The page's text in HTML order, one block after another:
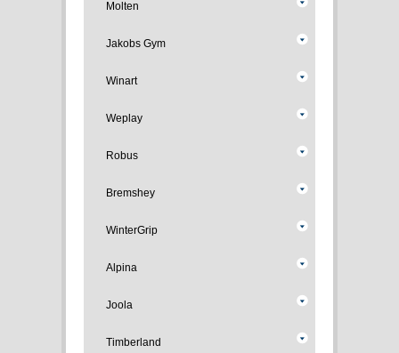
Molten
Jakobs Gym
Winart
Weplay
Robus
Bremshey
WinterGrip
Alpina
Joola
Timberland